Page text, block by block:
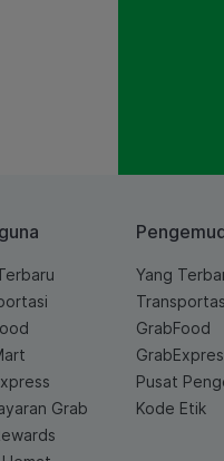
Grab
Yang
GrabFood
Pusat
Kode Etik